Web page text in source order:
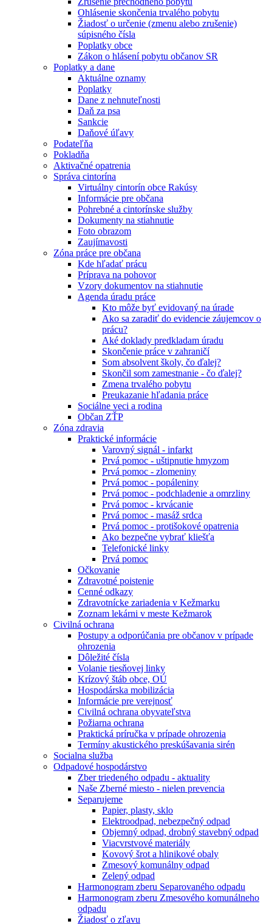
Ohlásenie skončenia trvalého pobytu
Žiadosť o určenie (zmenu alebo zrušenie)
súpisného čísla
Poplatky obce
Zákon o hlásení pobytu občanov SR
Poplatky a dane
Aktuálne oznamy
Poplatky
Dane z nehnuteľnosti
Daň za psa
Sankcie
Daňové úľavy
Podateľňa
Pokladňa
Aktivačné opatrenia
Správa cintorína
Virtuálny cintorín obce Rakúsy
Informácie pre občana
Pohrebné a cintorínske služby
Dokumenty na stiahnutie
Foto obrazom
Zaujímavosti
Zóna práce pre občana
Kde hľadať prácu
Príprava na pohovor
Vzory dokumentov na stiahnutie
Agenda úradu práce
Kto môže byť evidovaný na úrade
Ako sa zaradiť do evidencie záujemcov o
prácu?
Aké doklady predkladam úradu
Skončenie práce v zahraničí
Som absolvent školy, čo ďalej?
Skončil som zamestnanie - čo ďalej?
Zmena trvalého pobytu
Preukazanie hľadania práce
Sociálne veci a rodina
Občan ZŤP
Zóna zdravia
Praktické informácie
Varovný signál - infarkt
Prvá pomoc - uštipnutie hmyzom
Prvá pomoc - zlomeniny
Prvá pomoc - popáleniny
Prvá pomoc - podchladenie a omrzliny
Prvá pomoc - krvácanie
Prvá pomoc - masáž srdca
Prvá pomoc - protišokové opatrenia
Ako bezpečne vybrať kliešťa
Telefonické linky
Prvá pomoc
Očkovanie
Zdravotné poistenie
Cenné odkazy
Zdravotnícke zariadenia v Kežmarku
Zoznam lekárni v meste Kežmarok
Civilná ochrana
Postupy a odporúčania pre občanov v prípade
ohrozenia
Dôležité čísla
Volanie tiesňovej linky
Krízový štáb obce, OÚ
Hospodárska mobilizácia
Informácie pre verejnosť
Civilná ochrana obyvateľstva
Požiarna ochrana
Praktická príručka v prípade ohrozenia
Termíny akustického preskúšavania sirén
Socialna služba
Odpadové hospodárstvo
Zber triedeného odpadu - aktuality
Naše Zberné miesto - nielen prevencia
Separujeme
Papier, plasty, sklo
Elektroodpad, nebezpečný odpad
Objemný odpad, drobný stavebný odpad
Viacvrstvové materiály
Kovový šrot a hlinikové obaly
Zmesový komunálny odpad
Zelený odpad
Harmonogram zberu Separovaného odpadu
Harmonogram zberu Zmesového komunálneho
odpadu
Žiadosť o zľavu